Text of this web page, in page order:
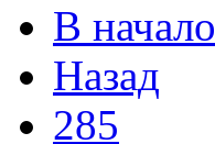
В начало
Назад
285